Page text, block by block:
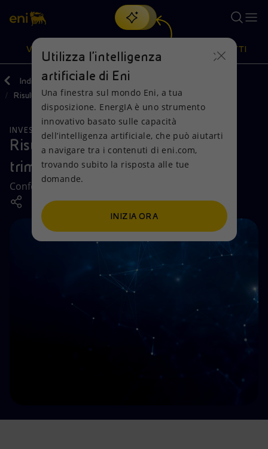
Cerca
Oppure scopri EnergIA, la nostra nuova soluzione di intelligenza
artificiale.
VISIONE
Visione
Mission e valori
Persone e Partnership
Net Zero
Modello satellitare
Energia accessibile
Innovazione
Azioni
Diversificazione energetica
Tecnologie per la transizione
Collaborazioni per l'innovazione
Attività nel mondo
PRODOTTI
Prodotti
Casa
Imprese
Mobilità
Indietro Investitori
Reporting e bilanci
Risultati finanziari e rapporti
INVESTITORI
Risultati dell’esercizio e del quarto
trimestre 2025
Conference call e Q&A, giovedì 26 febbraio 2026.
Utilizza l'intelligenza
artificiale di Eni
Una finestra sul mondo Eni, a tua
disposizione. EnergIA è uno strumento
innovativo basato sulle capacità
dell’intelligenza artificiale, che può aiutarti
a navigare tra i contenuti di eni.com,
trovando subito la risposta alle tue
domande.
INIZIA ORA